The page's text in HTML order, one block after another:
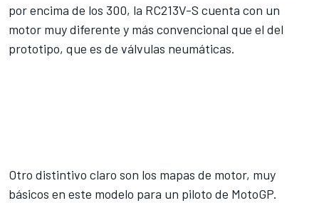
por encima de los 300, la RC213V-S cuenta con un
motor muy diferente y más convencional que el del
prototipo, que es de válvulas neumáticas.
Otro distintivo claro son los mapas de motor, muy
básicos en este modelo para un piloto de MotoGP.